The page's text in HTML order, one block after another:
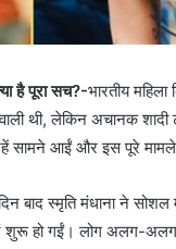
है पूरा सच?-भारतीय
थी, लेकिन अचानक
सामने आईं और इस पूरे मामले
बाद स्मृति मंधाना ने सोशल
शुरू हो गईं। लोग अलग-